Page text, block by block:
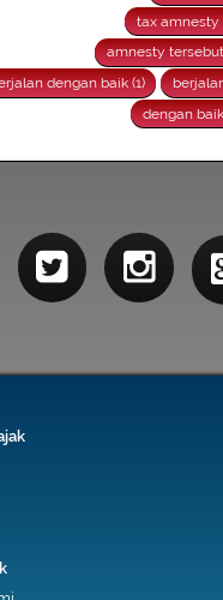
tax amnesty
amnesty
dengan baik (1)
dengan